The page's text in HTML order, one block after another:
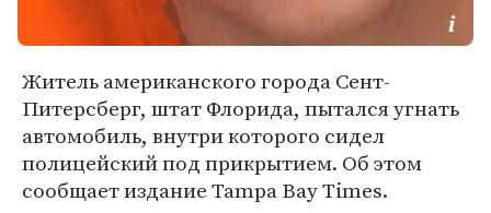
Житель американского города Сент-
Питерсберг, штат Флорида, пытался угнать
автомобиль, внутри которого сидел
полицейский под прикрытием. Об этом
сообщает издание Tampa Bay Times.